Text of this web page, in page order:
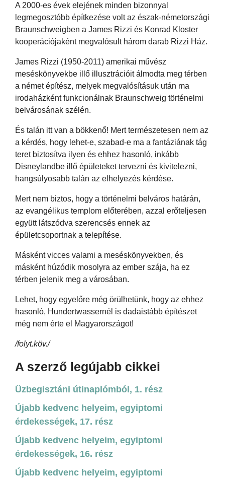
A 2000-es évek elejének minden bizonnyal
legmegosztóbb építkezése volt az észak-németországi
Braunschweigben a James Rizzi és Konrad Kloster
kooperációjaként megvalósult három darab Rizzi Ház.
James Rizzi (1950-2011) amerikai művész
meséskönyvekbe illő illusztrációit álmodta meg térben
a német építész, melyek megvalósításuk után ma
irodaházként funkcionálnak Braunschweig történelmi
belvárosának szélén.
És talán itt van a bökkenő! Mert természetesen nem az
a kérdés, hogy lehet-e, szabad-e ma a fantáziának tág
teret biztosítva ilyen és ehhez hasonló, inkább
Disneylandbe illő épületeket tervezni és kivitelezni,
hangsúlyosabb talán az elhelyezés kérdése.
Mert nem biztos, hogy a történelmi belváros határán,
az evangélikus templom előterében, azzal erőteljesen
együtt látszódva szerencsés ennek az
épületcsoportnak a telepítése.
Másként vicces valami a meséskönyvekben, és
másként húzódik mosolyra az ember szája, ha ez
térben jelenik meg a városában.
Lehet, hogy egyelőre még örülhetünk, hogy az ehhez
hasonló, Hundertwassernél is dadaistább építészet
még nem érte el Magyarországot!
/folyt.köv./
A szerző legújabb cikkei
Üzbegisztáni útinaplómból, 1. rész
Újabb kedvenc helyeim, egyiptomi
érdekességek, 17. rész
Újabb kedvenc helyeim, egyiptomi
érdekességek, 16. rész
Újabb kedvenc helyeim, egyiptomi